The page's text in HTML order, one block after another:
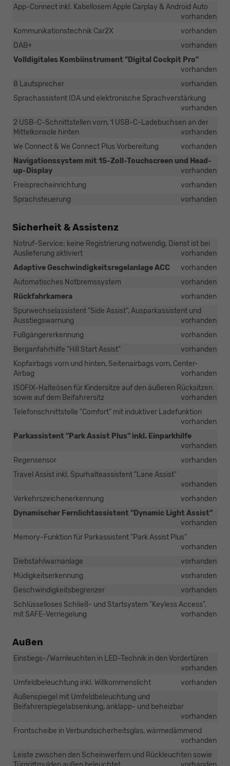
App-Connect inkl. Kabellosem Apple Carplay & Android Auto
vorhanden
Kommunikationstechnik Car2X
vorhanden
DAB+
vorhanden
Volldigitales Kombiinstrument "Digital Cockpit Pro"
vorhanden
8 Lautsprecher
vorhanden
Sprachassistent IDA und elektronische Sprachverstärkung
vorhanden
2 USB-C-Schnittstellen vorn, 1 USB-C-Ladebuchsen an der
Mittelkonsole hinten
vorhanden
We Connect & We Connect Plus Vorbereitung
vorhanden
Navigationssystem mit 15-Zoll-Touchscreen und Head-
up-Display
vorhanden
Freisprecheinrichtung
vorhanden
Sprachsteuerung
vorhanden
Sicherheit & Assistenz
Notruf-Service; keine Registrierung notwendig, Dienst ist bei
Auslieferung aktiviert
vorhanden
Adaptive Geschwindigkeitsregelanlage ACC
vorhanden
Automatisches Notbremssystem
vorhanden
Rückfahrkamera
vorhanden
Spurwechselassistent "Side Assist", Ausparkassistent und
Ausstiegswarnung
vorhanden
Fußgängererkennung
vorhanden
Berganfahrhilfe "Hill Start Assist"
vorhanden
Kopfairbags vorn und hinten, Seitenairbags vorn, Center-
Airbag
vorhanden
ISOFIX-Halteösen für Kindersitze auf den äußeren Rücksitzen
sowie auf dem Beifahrersitz
vorhanden
Telefonschnittstelle "Comfort" mit induktiver Ladefunktion
vorhanden
Parkassistent "Park Assist Plus" inkl. Einparkhilfe
vorhanden
Regensensor
vorhanden
Travel Assist inkl. Spurhalteassistent "Lane Assist"
vorhanden
Verkehrszeichenerkennung
vorhanden
Dynamischer Fernlichtassistent "Dynamic Light Assist"
vorhanden
Memory-Funktion für Parkassistent "Park Assist Plus"
vorhanden
Diebstahlwarnanlage
vorhanden
Müdigkeitserkennung
vorhanden
Geschwindigkeitsbegrenzer
vorhanden
Schlüsselloses Schließ- und Startsystem "Keyless Access",
mit SAFE-Verriegelung
vorhanden
Außen
Einstiegs-/Warnleuchten in LED-Technik in den Vordertüren
vorhanden
Umfeldbeleuchtung inkl. Willkommenslicht
vorhanden
Außenspiegel mit Umfeldbeleuchtung und
Beifahrerspiegelabsenkung, anklapp- und beheizbar
vorhanden
Frontscheibe in Verbundsicherheitsglas, wärmedämmend
vorhanden
Leiste zwischen den Scheinwerfern und Rückleuchten sowie